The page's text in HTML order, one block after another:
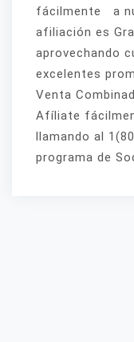
fácilmente a
afiliación es
aprovechando
excelentes
Venta
Afíliate
llamando al
programa de